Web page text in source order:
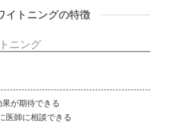
イトニングの特徴
ニング
が期待できる
医師に相談できる